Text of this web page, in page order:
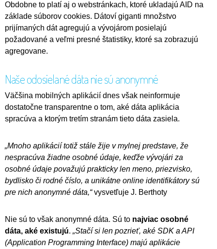
Obdobne to platí aj o webstránkach, ktoré ukladajú AID na
základe súborov cookies. Dátoví giganti množstvo
prijímaných dát agregujú a vývojárom posielajú
požadované a veľmi presné štatistiky, ktoré sa zobrazujú
agregovane.
Naše odosielané dáta nie sú anonymné
Väčšina mobilných aplikácií dnes však neinformuje
dostatočne transparentne o tom, aké dáta aplikácia
spracúva a ktorým tretím stranám tieto dáta zasiela.
„Mnoho aplikácií totiž stále žije v mylnej predstave, že
nespracúva žiadne osobné údaje, keďže vývojári za
osobné údaje považujú prakticky len meno, priezvisko,
bydlisko či rodné číslo, a unikátne online identifikátory sú
pre nich anonymné dáta,“vysvetľuje J. Berthoty
Nie sú to však anonymné dáta. Sú to najviac osobné
dáta, aké existujú. „Stačí si len pozrieť, aké SDK a API
(Application Programming Interface) majú aplikácie